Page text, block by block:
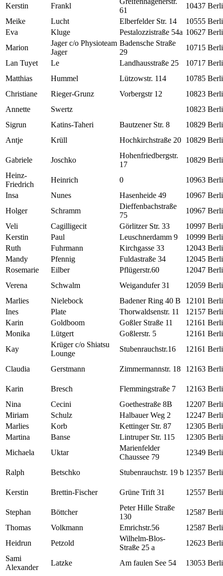
Kerstin Frankl
61
10437
Meike
Lucht Elberfelder Str. 14 10555
Eva
Kluge Pestalozzistraße 54a 10627
Marion
Jager c/o Physioteam
Jager
Badensche Straße
29
10715
Lan Tuyet
Le Landhausstraße 25 10717
Matthias
Hummel Lützowstr. 114 10785
Christiane
Rieger-Grunz Vorbergstr 12 10823
Annette
Swertz 10823
Sigrun
Katins-Taheri Bautzener Str. 8 10829
Antje
Krüll Hochkirchstraße 20 10829
Gabriele Joschko
Hohenfriedbergstr.
17
10829
Heinz-
Friedrich
Heinrich 0 10963
Insa
Nunes Hasenheide 49 10967
Holger
Schramm
Dieffenbachstraße
75
10967
Veli
Cagilligecit Görlitzer Str. 33 10997
Kerstin
Paul Leuschnerdamm 9 10999
Ruth
Fuhrmann Kirchgasse 33 12043
Mandy
Pfennig Fuldastraße 34 12045
Rosemarie
Eilber Pflügerstr.60 12047
Verena
Schwalm Weigandufer 31 12059
Marlies
Nielebock Badener Ring 40 B 12101
Ines
Plate Thorwaldsenstr. 11 12157
Karin
Goldboom Goßler Straße 11 12161
Monika
Lütgert Goßlerstr. 5 12161
Kay
Krüger c/o Shiatsu
Lounge
Stubenrauchstr.16 12161
Claudia Gerstmann Zimmermannstr. 18 12163
Karin Bresch Flemmingstraße 7 12163
Nina
Cecini Goethestraße 8B 12207
Miriam
Schulz Halbauer Weg 2 12247
Marlies
Korb Kettinger Str. 87 12305
Martina
Banse Lintruper Str. 115 12305
Michaela
Uktar
Marienfelder
Chaussee 79
12349
Ralph Betschko Stubenrauchstr. 19 b 12357
Kerstin Brettin-Fischer Grüne Trift 31 12557
Stephan Böttcher
Peter Hille Straße
130
12587
Thomas
Volkmann Emrichstr.56 12587
Heidrun
Petzold
Wilhelm-Blos-
Straße 25 a
12623
Sami
Alexander
Latzke Am faulen See 54 13053